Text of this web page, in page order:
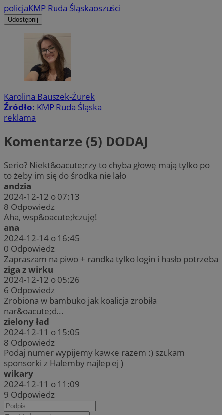
policjaKMP Ruda Śląskaoszuści
Udostępnij
Karolina Bauszek-Żurek
Źródło: KMP Ruda Śląska
reklama
Komentarze (5) DODAJ
Serio? Niekt&oacute;rzy to chyba głowę mają tylko po
to żeby im się do środka nie lało
andzia
2024-12-12 o 07:13
8 Odpowiedz
Aha, wsp&oacute;łczuję!
ana
2024-12-14 o 16:45
0 Odpowiedz
Zapraszam na piwo + randka tylko login i hasło potrzeba
ziga z wirku
2024-12-12 o 05:26
6 Odpowiedz
Zrobiona w bambuko jak koalicja zrobiła
nar&oacute;d...
zielony ład
2024-12-11 o 15:05
8 Odpowiedz
Podaj numer wypijemy kawke razem :) szukam
sponsorki z Halemby najlepiej )
wikary
2024-12-11 o 11:09
9 Odpowiedz